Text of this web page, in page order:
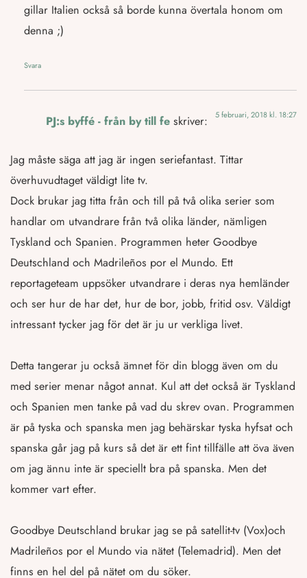
gillar Italien också så borde kunna övertala honom om
denna ;)
Svara
PJ:s byffé - från by till fe skriver: 5 februari, 2018 kl. 18:27
Jag måste säga att jag är ingen seriefantast. Tittar
överhuvudtaget väldigt lite tv.
Dock brukar jag titta från och till på två olika serier som
handlar om utvandrare från två olika länder, nämligen
Tyskland och Spanien. Programmen heter Goodbye
Deutschland och Madrileños por el Mundo. Ett
reportageteam uppsöker utvandrare i deras nya hemländer
och ser hur de har det, hur de bor, jobb, fritid osv. Väldigt
intressant tycker jag för det är ju ur verkliga livet.
Detta tangerar ju också ämnet för din blogg även om du
med serier menar något annat. Kul att det också är Tyskland
och Spanien men tanke på vad du skrev ovan. Programmen
är på tyska och spanska men jag behärskar tyska hyfsat och
spanska går jag på kurs så det är ett fint tillfälle att öva även
om jag ännu inte är speciellt bra på spanska. Men det
kommer vart efter.
Goodbye Deutschland brukar jag se på satellit-tv (Vox)och
Madrileños por el Mundo via nätet (Telemadrid). Men det
finns en hel del på nätet om du söker.